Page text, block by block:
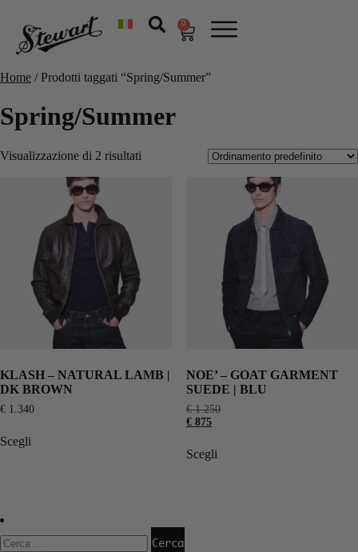
0
Home / Prodotti taggati “Spring/Summer”
Spring/Summer
Visualizzazione di 2 risultati
KLASH – NATURAL LAMB |
DK BROWN
€ 1.340
Scegli
NOE’ – GOAT GARMENT
SUEDE | BLU
€1.250
€875
Scegli